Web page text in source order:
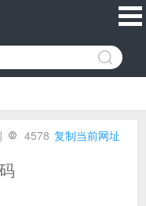
4578 复制当前网址